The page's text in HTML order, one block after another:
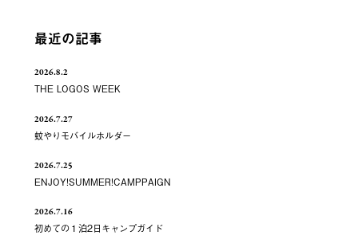
最近の記事
2026.8.2
THE LOGOS WEEK
2026.7.27
蚊やりモバイルホルダー
2026.7.25
ENJOY!SUMMER!CAMPPAIGN
2026.7.16
初めての１泊2日キャンプガイド